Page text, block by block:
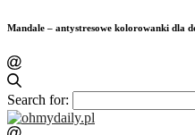
Mandale – antystresowe kolorowanki dla
Search for: